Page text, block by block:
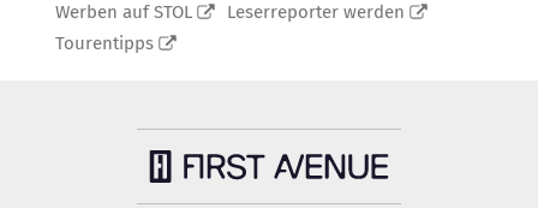
Werben auf STOL
Leserreporter werden
Tourentipps